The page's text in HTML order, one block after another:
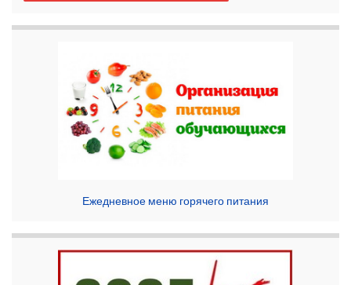
Ежедневное меню горячего питания